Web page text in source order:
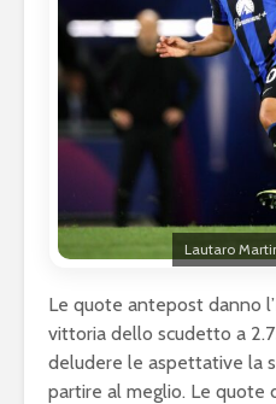
Lautaro
Le quote antepost danno
vittoria dello scudetto a
deludere le aspettative la
partire al meglio. Le quote